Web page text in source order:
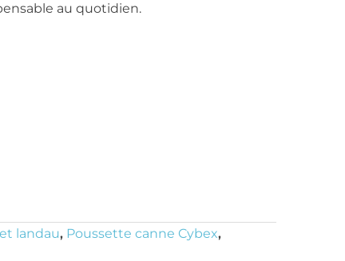
au quotidien.
landau, Poussette canne Cybex,